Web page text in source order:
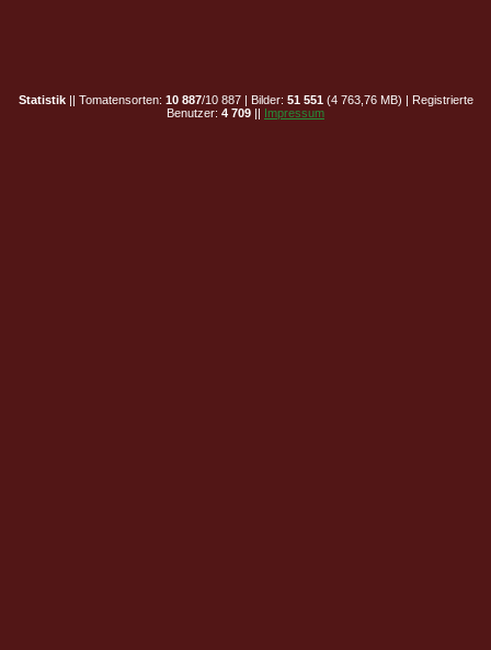
Statistik|| Tomatensorten: 10 887/10 887 | Bilder: 51 551 (4 763,76 MB) | Registrierte
Benutzer: 4 709 || Impressum